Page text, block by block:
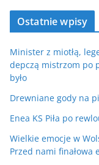
Ostatnie wpisy
Minister z miotłą,
depczą mistrzom po
było
Drewniane gody na
Enea KS Piła po
Wielkie emocje w
Przed nami finałowa